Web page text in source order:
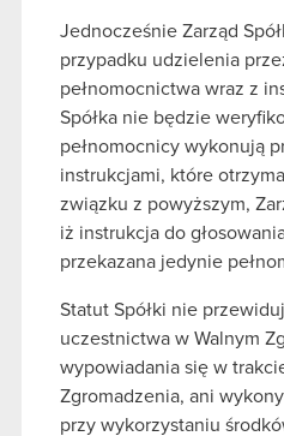
Jednocześnie Zarząd
przypadku udzielenia
pełnomocnictwa wraz z
Spółka nie będzie
pełnomocnicy wykonują
instrukcjami, które
związku z powyższym,
iż instrukcja do
przekazana jedynie
Statut Spółki nie
uczestnictwa w Walnym
wypowiadania się w
Zgromadzenia, ani
przy wykorzystaniu